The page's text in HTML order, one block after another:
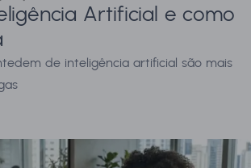
Artificial e como
de inteligência artificial são mais